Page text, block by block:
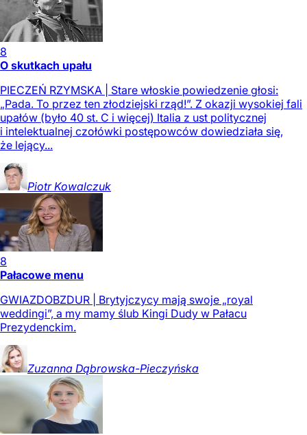
8
O skutkach upału
PIECZEŃ RZYMSKA | Stare włoskie powiedzenie głosi:
„Pada. To przez ten złodziejski rząd!”. Z okazji wysokiej fali
upałów (było 40 st. C i więcej) Italia z ust politycznej
i intelektualnej czołówki postępowców dowiedziała się,
że lejący...
Piotr Kowalczuk
8
Pałacowe menu
GWIAZDOBZDUR | Brytyjczycy mają swoje „royal
weddingi”, a my mamy ślub Kingi Dudy w Pałacu
Prezydenckim.
Zuzanna Dąbrowska-Pieczyńska